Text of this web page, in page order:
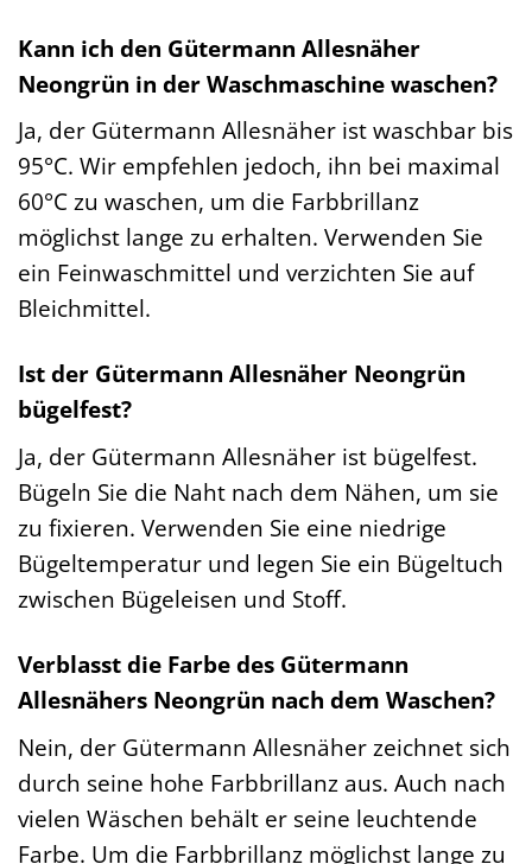
Kann ich den Gütermann Allesnäher
Neongrün in der Waschmaschine waschen?
Ja, der Gütermann Allesnäher ist waschbar bis
95°C. Wir empfehlen jedoch, ihn bei maximal
60°C zu waschen, um die Farbbrillanz
möglichst lange zu erhalten. Verwenden Sie
ein Feinwaschmittel und verzichten Sie auf
Bleichmittel.
Ist der Gütermann Allesnäher Neongrün
bügelfest?
Ja, der Gütermann Allesnäher ist bügelfest.
Bügeln Sie die Naht nach dem Nähen, um sie
zu fixieren. Verwenden Sie eine niedrige
Bügeltemperatur und legen Sie ein Bügeltuch
zwischen Bügeleisen und Stoff.
Verblasst die Farbe des Gütermann
Allesnähers Neongrün nach dem Waschen?
Nein, der Gütermann Allesnäher zeichnet sich
durch seine hohe Farbbrillanz aus. Auch nach
vielen Wäschen behält er seine leuchtende
Farbe. Um die Farbbrillanz möglichst lange zu